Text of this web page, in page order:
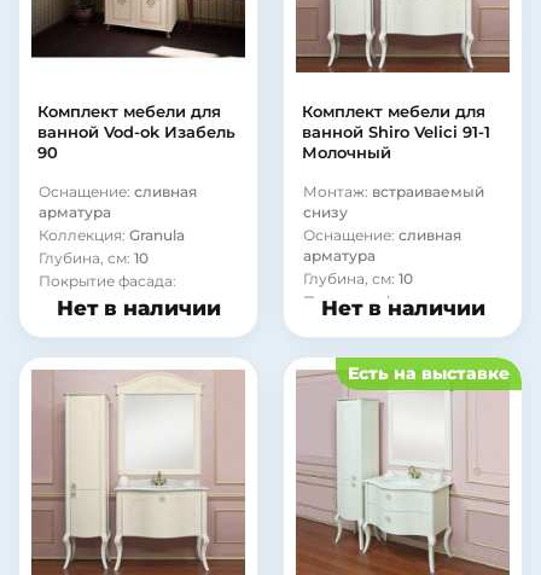
Комплект мебели для
ванной Vod-ok Изабель
90
Оснащение: сливная
арматура
Коллекция: Granula
Глубина, см: 10
Покрытие фасада:
ламинат
Нет в наличии
Комплект мебели для
ванной Shiro Velici 91-1
Молочный
Монтаж: встраиваемый
снизу
Оснащение: сливная
арматура
Глубина, см: 10
Покрытие фасада:
ламинат
Нет в наличии
Есть на выставке